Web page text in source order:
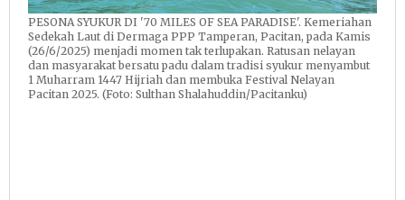
PESONA SYUKUR DI '70 MILES OF SEA PARADISE'. Kemeriahan
Sedekah Laut di Dermaga PPP Tamperan, Pacitan, pada Kamis
(26/6/2025) menjadi momen tak terlupakan. Ratusan nelayan
dan masyarakat bersatu padu dalam tradisi syukur menyambut
1 Muharram 1447 Hijriah dan membuka Festival Nelayan
Pacitan 2025. (Foto: Sulthan Shalahuddin/Pacitanku)